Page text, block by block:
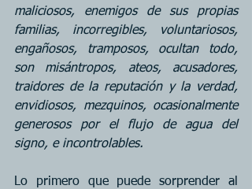
maliciosos, enemigos de sus propias
familias, incorregibles, voluntariosos,
engañosos, tramposos, ocultan todo,
son misántropos, ateos, acusadores,
traidores de la reputación y la verdad,
envidiosos, mezquinos, ocasionalmente
generosos por el flujo de agua del
signo, e incontrolables.
Lo primero que puede sorprender al